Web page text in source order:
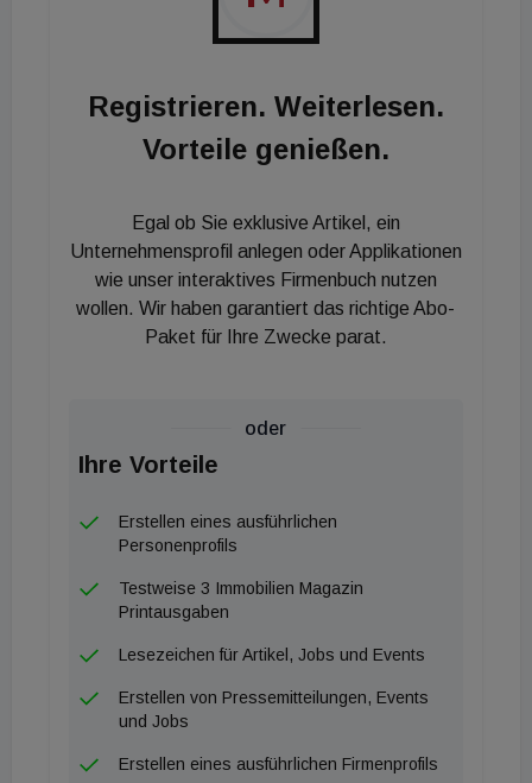
Wirtschaftslandesrat Jochen Danninger sagt im
Rahmen eines Betriebsbesuchs: „Das Loisium ist
Region und zugleich ein Fixpunkt für Weinliebhaber.
Denn die WeinWelt bietet Weinliebhabern
einzigartiges Erlebnis rund um den Wein. Wir freuen
uns, dass viele Österreicherinnen und Österreicher
diesen Sommer ihren Urlaub in ihrem Heimatland
verbringen - dabei ist das LOISIUM im Weinviertel
sicherlich ein spannendes und einzigartiges
Registrieren. Weiterlesen.
Vorteile genießen.
Egal ob Sie exklusive Artikel, ein
Unternehmensprofil anlegen oder Applikationen
wie unser interaktives Firmenbuch nutzen
wollen. Wir haben garantiert das richtige Abo-
Paket für Ihre Zwecke parat.
oder
Ihre Vorteile
Erstellen eines ausführlichen
Personenprofils
Testweise 3 Immobilien Magazin
Printausgaben
Lesezeichen für Artikel, Jobs und Events
Erstellen von Pressemitteilungen, Events
und Jobs
Erstellen eines ausführlichen Firmenprofils